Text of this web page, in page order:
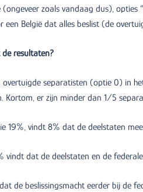
(ongeveer zoals vandaag dus),
een België dat alles beslist (de
resultaten?
overtuigde separatisten (optie 0) in
Kortom, er zijn minder dan 1/5
19%, vindt 8% dat de deelstaten
vindt dat de deelstaten en de
de beslissingsmacht eerder bij de